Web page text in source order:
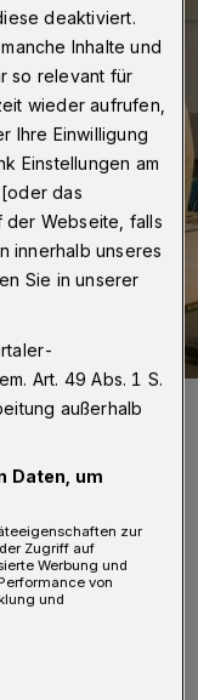
an der
einem
deaktiviert.
Inhalte und
so relevant für
wieder aufrufen,
Ihre Einwilligung
Einstellungen am
das
der Webseite, falls
innerhalb unseres
Sie in unserer
Art. 49 Abs. 1 S.
außerhalb
Daten, um
zur
Zugriff auf
Werbung und
von
und